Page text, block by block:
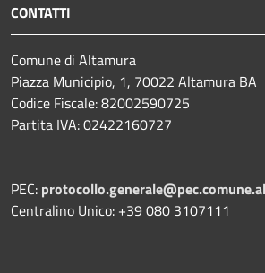
CONTATTI
Comune di Altamura
Piazza Municipio, 1, 70022 Altamura BA
Codice Fiscale: 82002590725
Partita IVA: 02422160727
PEC:
Centralino Unico: +39 080 3107111